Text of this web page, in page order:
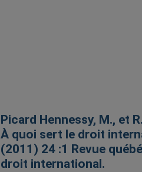
Picard Hennessy, M., et
À quoi sert le droit
(2011) 24 :1 Revue
droit international.